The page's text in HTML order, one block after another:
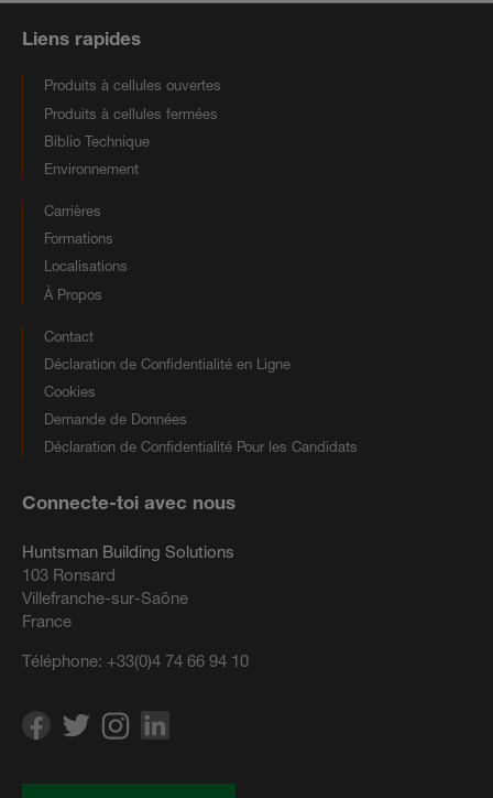
Liens rapides
Produits à cellules ouvertes
Produits à cellules fermées
Biblio Technique
Environnement
Carrières
Formations
Localisations
À Propos
Contact
Déclaration de Confidentialité en Ligne
Cookies
Demande de Données
Déclaration de Confidentialité Pour les Candidats
Connecte-toi avec nous
Huntsman Building Solutions
103 Ronsard
Villefranche-sur-Saône
France
Téléphone: +33(0)4 74 66 94 10